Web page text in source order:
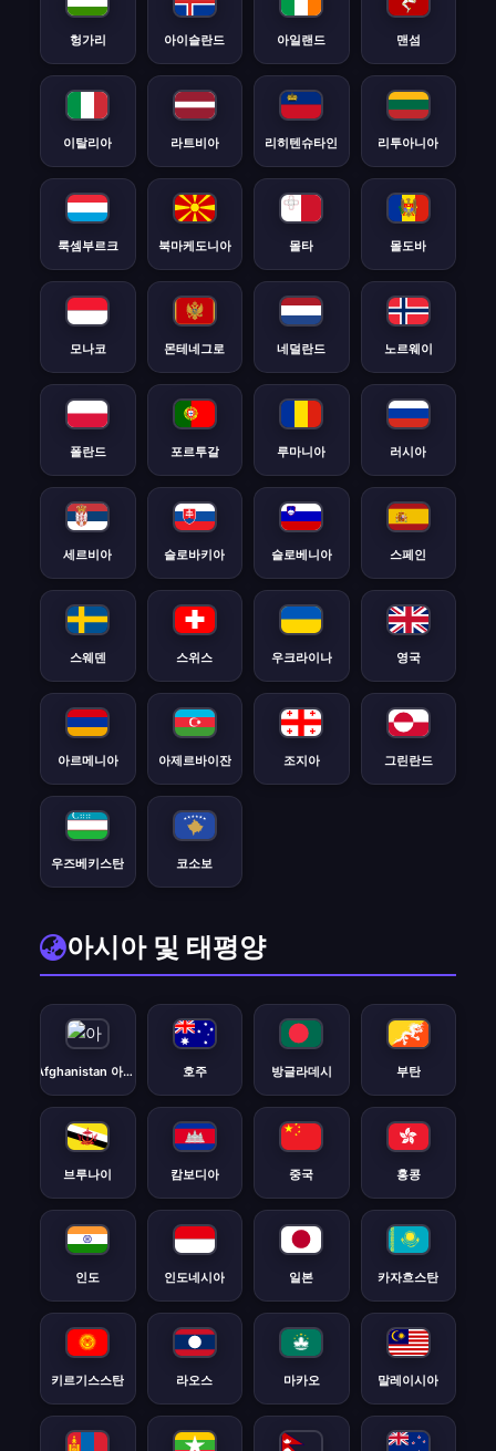
헝가리 아이슬란드 아일랜드 맨섬
이탈리아 라트비아 리히텐슈타인 리투아니아
룩셈부르크 북마케도니아 몰타 몰도바
모나코 몬테네그로 네덜란드 노르웨이
폴란드 포르투갈 루마니아 러시아
세르비아 슬로바키아 슬로베니아 스페인
스웨덴 스위스 우크라이나 영국
아르메니아 아제르바이잔 조지아 그린란드
우즈베키스탄 코소보
아시아 및 태평양
Afghanistan 아프가니스탄 호주 방글라데시 부탄
브루나이 캄보디아 중국 홍콩
인도 인도네시아 일본 카자흐스탄
키르기스스탄 라오스 마카오 말레이시아